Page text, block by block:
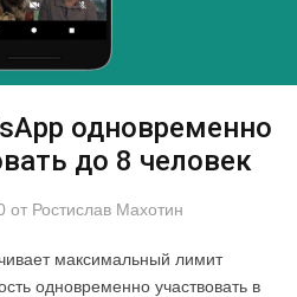
одновременно
до 8 человек
от Ростислав Махотин
максимальный лимит
одновременно участвовать в